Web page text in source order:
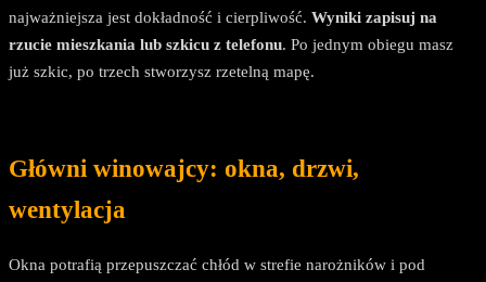
najważniejsza jest dokładność i cierpliwość. Wyniki zapisuj na
rzucie mieszkania lub szkicu z telefonu. Po jednym obiegu masz
już szkic, po trzech stworzysz rzetelną mapę.
Główni winowajcy: okna, drzwi,
wentylacja
Okna potrafią przepuszczać chłód w strefie narożników i pod